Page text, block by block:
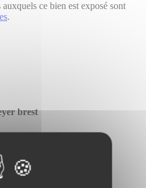
ce bien est exposé sont
.
brest